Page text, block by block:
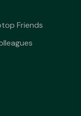
Friends